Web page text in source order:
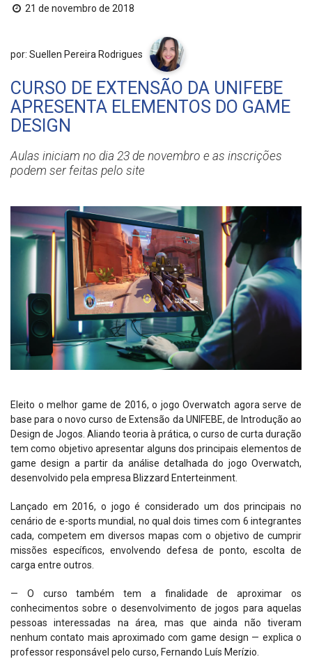
21 de novembro de 2018
por: Suellen Pereira Rodrigues
CURSO DE EXTENSÃO DA UNIFEBE
APRESENTA ELEMENTOS DO GAME
DESIGN
Aulas iniciam no dia 23 de novembro e as inscrições
podem ser feitas pelo site
Eleito o melhor game de 2016, o jogo Overwatch agora serve de
base para o novo curso de Extensão da UNIFEBE, de Introdução ao
Design de Jogos. Aliando teoria à prática, o curso de curta duração
tem como objetivo apresentar alguns dos principais elementos de
game design a partir da análise detalhada do jogo Overwatch,
desenvolvido pela empresa Blizzard Enterteinment.
Lançado em 2016, o jogo é considerado um dos principais no
cenário de e-sports mundial, no qual dois times com 6 integrantes
cada, competem em diversos mapas com o objetivo de cumprir
missões específicos, envolvendo defesa de ponto, escolta de
carga entre outros.
— O curso também tem a finalidade de aproximar os
conhecimentos sobre o desenvolvimento de jogos para aquelas
pessoas interessadas na área, mas que ainda não tiveram
nenhum contato mais aproximado com game design — explica o
professor responsável pelo curso, Fernando Luís Merízio.